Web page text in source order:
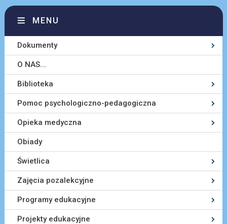
MENU
Dokumenty
O NAS...
Biblioteka
Pomoc psychologiczno-pedagogiczna
Opieka medyczna
Obiady
Świetlica
Zajęcia pozalekcyjne
Programy edukacyjne
Projekty edukacyjne